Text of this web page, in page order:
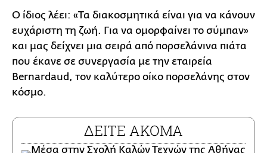
Ο ίδιος λέει: «Τα διακοσμητικά είναι για να κάνουν
ευχάριστη τη ζωή. Για να ομορφαίνει το σύμπαν»
και μας δείχνει μια σειρά από πορσελάνινα πιάτα
που έκανε σε συνεργασία με την εταιρεία
Bernardaud, τον καλύτερο οίκο πορσελάνης στον
κόσμο.
ΔΕΙΤΕ ΑΚΟΜΑ